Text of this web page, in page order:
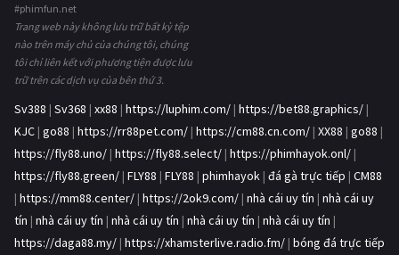
#phimfun.net
Trang web này không lưu trữ bất kỳ tệp
nào trên máy chủ của chúng tôi, chúng
tôi chỉ liên kết với phương tiện được lưu
trữ trên các dịch vụ của bên thứ 3.
Sv388 | Sv368 | xx88 | https://luphim.com/ | https://bet88.graphics/ |
KJC | go88 | https://rr88pet.com/ | https://cm88.cn.com/ | XX88 | go88 |
https://fly88.uno/ | https://fly88.select/ | https://phimhayok.onl/ |
https://fly88.green/ | FLY88 | FLY88 | phimhayok | đá gà trực tiếp | CM88
| https://mm88.center/ | https://2ok9.com/ | nhà cái uy tín | nhà cái uy
tín | nhà cái uy tín | nhà cái uy tín | nhà cái uy tín | nhà cái uy tín |
https://daga88.my/ | https://xhamsterlive.radio.fm/ | bóng đá trực tiếp